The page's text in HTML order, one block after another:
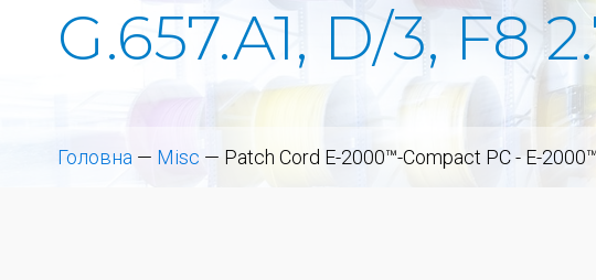
G.657.A1, D/3, F8
Головна — Misc — Patch Cord E-2000™-Compact PC - E-